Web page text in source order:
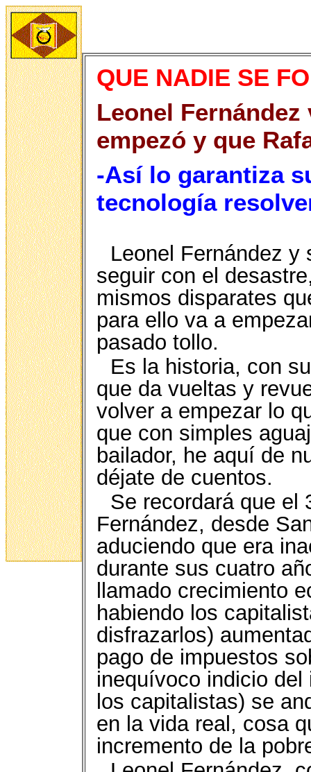
QUE NADIE SE
Leonel
empezó y que
-Así lo garantiza
tecnología
Leonel Fernández y
seguir con el
mismos disparates
para ello va a
pasado tollo.
Es la historia, con
que da vueltas y
volver a empezar lo
que con simples
bailador, he aquí de
déjate de cuentos.
Se recordará que el
Fernández, desde
aduciendo que era
durante sus cuatro
llamado crecimiento
habiendo los
disfrazarlos)
pago de impuestos
inequívoco indicio
los capitalistas) se
en la vida real, cosa
incremento de la